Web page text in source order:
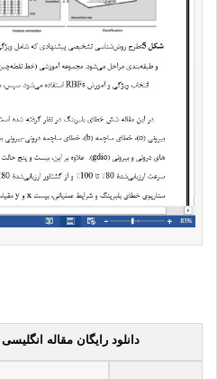
دانلود رایگان مقاله